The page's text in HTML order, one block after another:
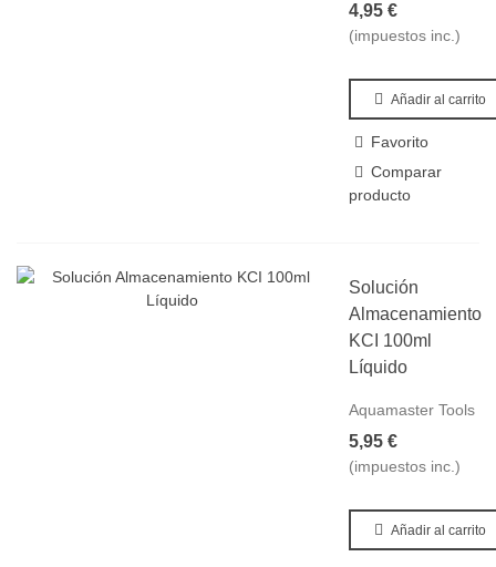
4,95 €
(impuestos inc.)
Añadir al carrito
Favorito
Comparar
producto
Solución
Almacenamiento
KCI 100ml
Líquido
Aquamaster Tools
5,95 €
(impuestos inc.)
Añadir al carrito